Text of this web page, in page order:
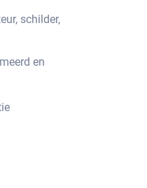
schilder,
en